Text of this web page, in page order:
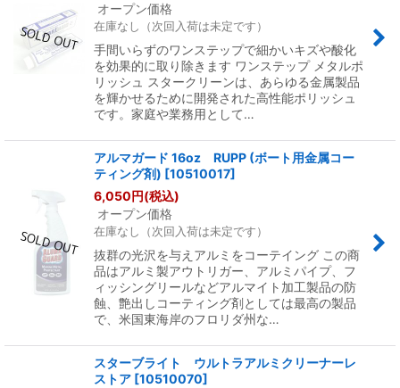
オープン価格
在庫なし（次回入荷は未定です）
手間いらずのワンステップで細かいキズや酸化
を効果的に取り除きます ワンステップ メタルポ
リッシュ スタークリーンは、あらゆる金属製品
を輝かせるために開発された高性能ポリッシュ
です。家庭や業務用として…
アルマガード 16oz RUPP (ボート用金属コー
ティング剤) [10510017]
6,050円(税込)
オープン価格
在庫なし（次回入荷は未定です）
抜群の光沢を与えアルミをコーテイング この商
品はアルミ製アウトリガー、アルミパイプ、フ
ィッシングリールなどアルマイト加工製品の防
蝕、艶出しコーティング剤としては最高の製品
で、米国東海岸のフロリダ州な…
スターブライト ウルトラアルミクリーナーレ
ストア [10510070]